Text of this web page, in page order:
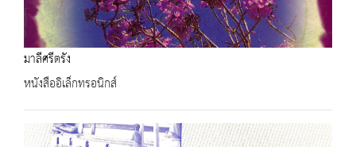
มาลีศรีตรัง
หนังสืออิเล็กทรอนิกส์